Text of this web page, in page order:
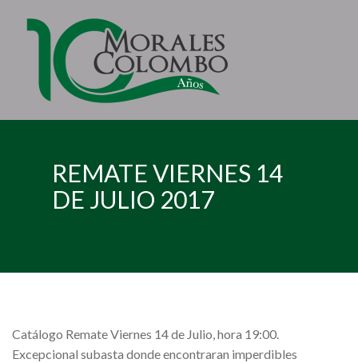
REMATE VIERNES 14
DE JULIO 2017
Catálogo Remate Viernes 14 de Julio, hora 19:00.
Excepcional subasta donde encontraran imperdibles